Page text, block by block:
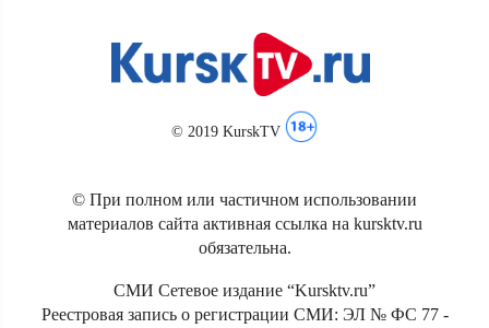
© 2019 KurskTV
© При полном или частичном использовании
материалов сайта активная ссылка на kursktv.ru
обязательна.
СМИ Сетевое издание “Kursktv.ru”
Реестровая запись о регистрации СМИ: ЭЛ № ФС 77 -